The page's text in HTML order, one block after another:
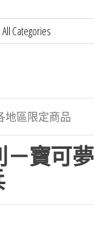
地區限定商品
－寶可夢